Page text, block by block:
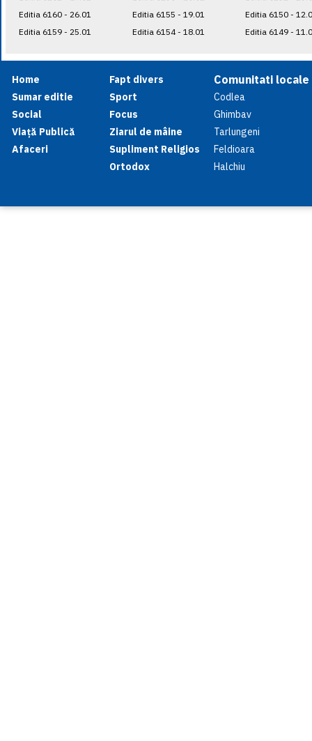
Editia 6160 - 26.01
Editia 6159 - 25.01
Editia 6155 - 19.01
Editia 6154 - 18.01
Editia 6150 -
Editia 6149 -
Home
Sumar editie
Social
Viață Publică
Afaceri
Fapt divers
Sport
Focus
Ziarul de mâine
Supliment Religios
Ortodox
Comunitati locale
Codlea
Ghimbav
Tarlungeni
Feldioara
Halchiu